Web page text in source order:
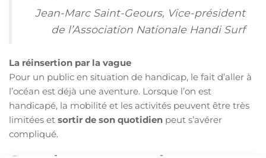
Jean-Marc Saint-Geours, Vice-président
de l’Association Nationale Handi Surf
La réinsertion par la vague
Pour un public en situation de handicap, le fait d’aller à
l’océan est déjà une aventure. Lorsque l’on est
handicapé, la mobilité et les activités peuvent être très
limitées et sortir de son quotidien peut s’avérer
compliqué.